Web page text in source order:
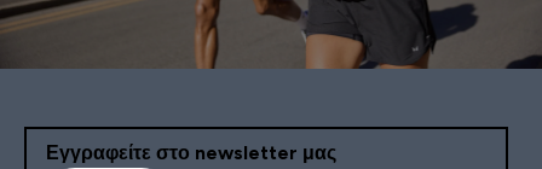
Εγγραφείτε στο newsletter μας